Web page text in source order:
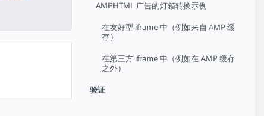
AMPHTML 广告的灯箱转换示例
在友好型 iframe 中（例如来自 AMP 缓
存）
在第三方 iframe 中（例如在 AMP 缓存
之外）
验证